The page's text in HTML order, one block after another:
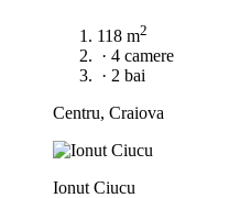
118 m2
· 4 camere
· 2 bai
Centru, Craiova
Ionut Ciucu